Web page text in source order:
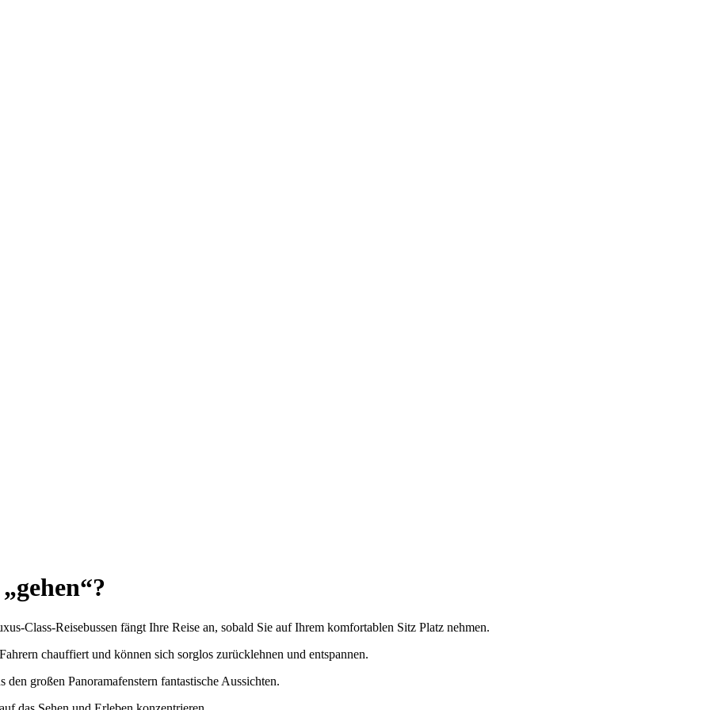
Reisebussen fängt Ihre Reise an, sobald Sie auf Ihrem komfortablen Sitz Platz nehmen.
chauffiert und können sich sorglos zurücklehnen und entspannen.
großen Panoramafenstern fantastische Aussichten.